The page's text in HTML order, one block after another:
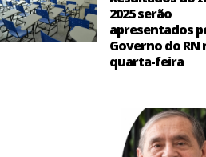
2025 serão
apresentados
Governo do RN
quarta-feira